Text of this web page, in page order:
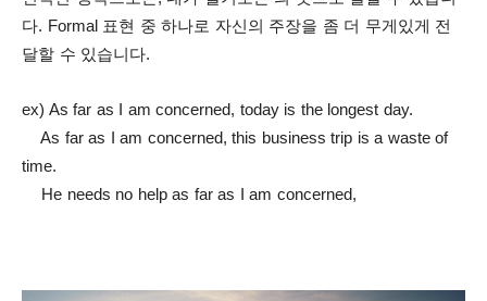
다. Formal 표현 중 하나로 자신의 주장을 좀 더 무게있게 전
달할 수 있습니다.
ex) As far as I am concerned, today is the longest day.
As far as I am concerned, this business trip is a waste of
time.
He needs no help as far as I am concerned,